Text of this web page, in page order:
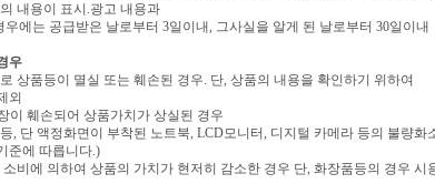
내용이 표시.광고 내용과
에는 공급받은 날로부터 3일이내, 그사실을 알게 된 날로부터 30일이내
우
상품등이 멸실 또는 훼손된 경우. 단, 상품의 내용을 확인하기 위하여
외
이 훼손되어 상품가치가 상실된 경우
, 단 액정화면이 부착된 노트북, LCD모니터, 디지털 카메라 등의 불량화
준에 따릅니다.)
비에 의하여 상품의 가치가 현저히 감소한 경우 단, 화장품등의 경우 시